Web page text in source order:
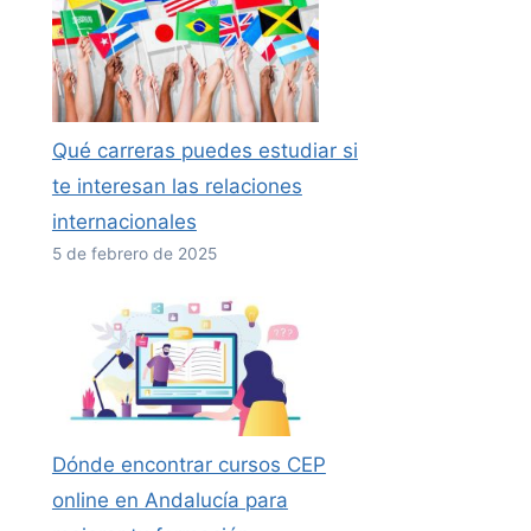
Qué carreras puedes estudiar si
te interesan las relaciones
internacionales
5 de febrero de 2025
Dónde encontrar cursos CEP
online en Andalucía para